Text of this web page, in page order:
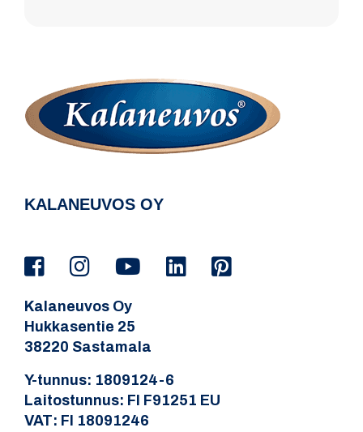
KALANEUVOS OY
Kalaneuvos Oy
Hukkasentie 25
38220 Sastamala
Y-tunnus: 1809124-6
Laitostunnus: FI F91251 EU
VAT: FI 18091246